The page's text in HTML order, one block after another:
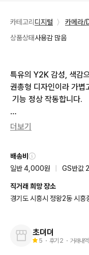
카테고리 디지털 〉 카메라/
상품상태사용감 많음
특유의 Y2K 감성, 색감
권총형 디자인이라 가볍
기능 정상 작동합니다.
구성: 본체, 배터리, 충전
빈티지 기기 특성상 환
요!
더보기
배송비
일반 4,000원
GS반값
직거래 희망 장소
경기도 시흥시 정왕2동 시흥
초뎌뎌
5 ・ 후기 2 ・ 거래내역